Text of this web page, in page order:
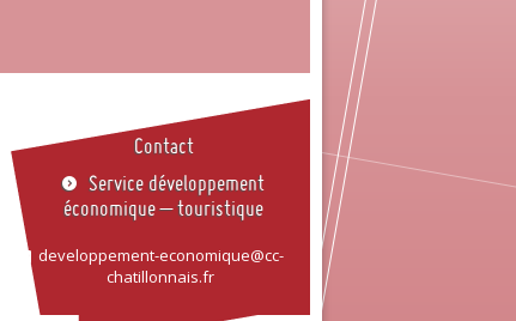
Contact
Service développement
économique – touristique
developpement-economique@cc-
chatillonnais.fr